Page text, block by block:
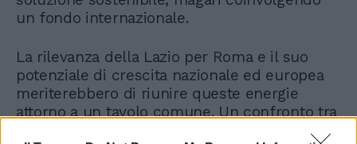
un fondo internazionale.
La rilevanza della Lazio per Roma e il suo
potenziale di crescita nazionale ed europea
meriterebbero di riunire queste energie
attorno a un tavolo comune. Un confronto tra